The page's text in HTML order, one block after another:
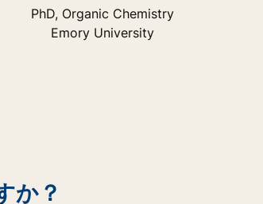
PhD, Organic Chemistry
Emory University
か？